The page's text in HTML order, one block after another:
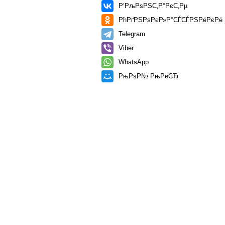
Р’РљРѕРЅС‚Р°РєС‚Рµ
РћРґРЅРѕРєР»Р°СЃСЃРЅРёРєРё
Telegram
Viber
WhatsApp
РњРѕР№ РњРёСЂ